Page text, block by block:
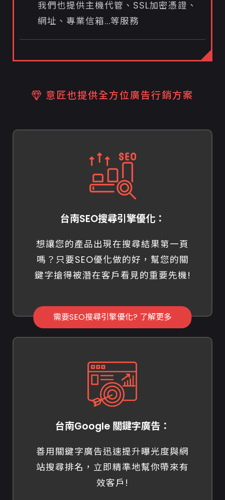
我們也提供主機代管、SSL加密憑證、
網址、專業信箱...等服務
意匠也提供全方位廣告行銷方案
台南SEO搜尋引擎優化：
想讓您的產品出現在搜尋結果第一頁
嗎？只要SEO優化做的好，幫您的關
鍵字搶得被潛在客戶看見的重要先機!
需要SEO搜尋引擎優化? 了解更多
台南Google 關鍵字廣告：
善用關鍵字廣告迅速提升曝光度與網
站搜尋排名，立即精準地幫你帶來有
效客戶!